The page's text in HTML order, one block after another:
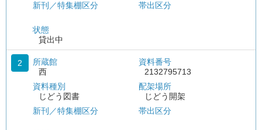
新刊／特集棚区分
状態
貸出中
帯出区分
2
所蔵館
西
資料種別
じどう図書
新刊／特集棚区分
資料番号
2132795713
配架場所
じどう開架
帯出区分